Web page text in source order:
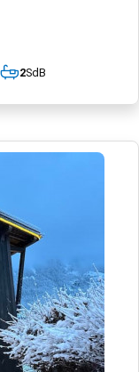
2SdB